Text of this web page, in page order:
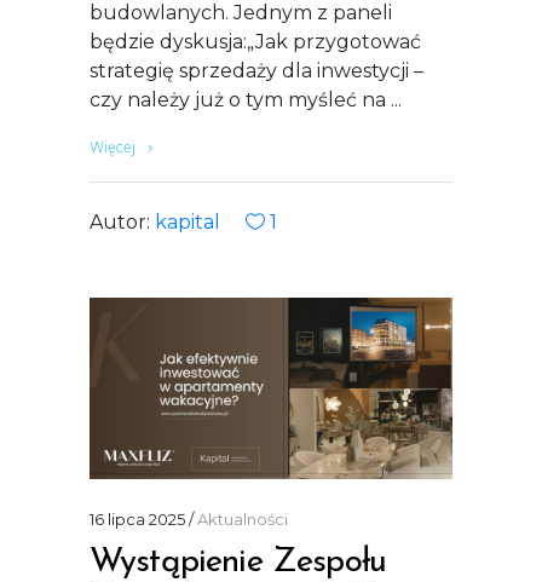
budowlanych. Jednym z paneli
będzie dyskusja:„Jak przygotować
strategię sprzedaży dla inwestycji –
czy należy już o tym myśleć na
Więcej
Autor: kapital 1
16 lipca 2025 Aktualności
Wystąpienie Zespołu